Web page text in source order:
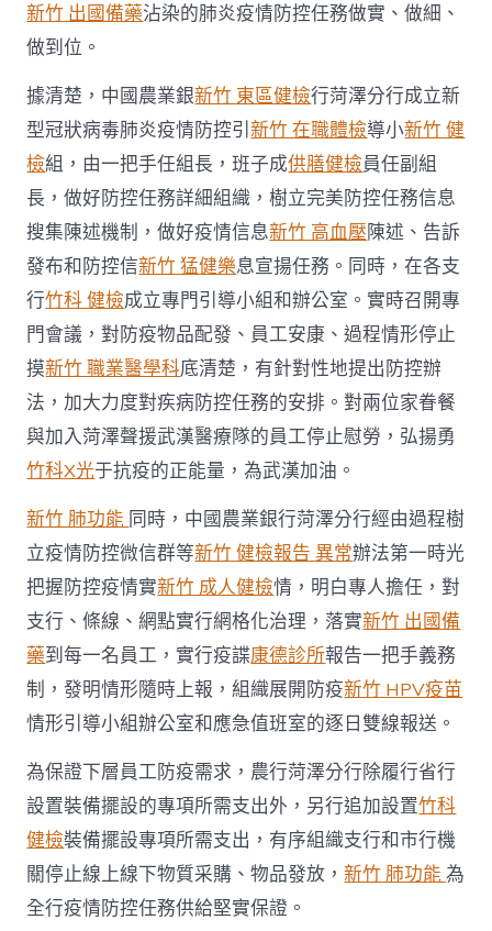
疫
控
戰〉
中
新竹 出國備藥沾染的肺炎疫情防控任務做實、做細、
做到位。
據清楚，中國農業銀新竹 東區健檢行菏澤分行成立新
型冠狀病毒肺炎疫情防控引新竹 在職體檢導小新竹 健
檢組，由一把手任組長，班子成供膳健檢員任副組
長，做好防控任務詳細組織，樹立完美防控任務信息
搜集陳述機制，做好疫情信息新竹 高血壓陳述、告訴
發布和防控信新竹 猛健樂息宣揚任務。同時，在各支
行竹科 健檢成立專門引導小組和辦公室。實時召開專
門會議，對防疫物品配發、員工安康、過程情形停止
摸新竹 職業醫學科底清楚，有針對性地提出防控辦
法，加大力度對疾病防控任務的安排。對兩位家眷餐
與加入菏澤聲援武漢醫療隊的員工停止慰勞，弘揚勇
竹科X光于抗疫的正能量，為武漢加油。
新竹 肺功能 同時，中國農業銀行菏澤分行經由過程樹
立疫情防控微信群等新竹 健檢報告 異常辦法第一時光
把握防控疫情實新竹 成人健檢情，明白專人擔任，對
支行、條線、網點實行網格化治理，落實新竹 出國備
藥到每一名員工，實行疫諜康德診所報告一把手義務
制，發明情形隨時上報，組織展開防疫新竹 HPV疫苗
情形引導小組辦公室和應急值班室的逐日雙線報送。
為保證下層員工防疫需求，農行菏澤分行除履行省行
設置裝備擺設的專項所需支出外，另行追加設置竹科
健檢裝備擺設專項所需支出，有序組織支行和市行機
關停止線上線下物質采購、物品發放，新竹 肺功能為
全行疫情防控任務供給堅實保證。